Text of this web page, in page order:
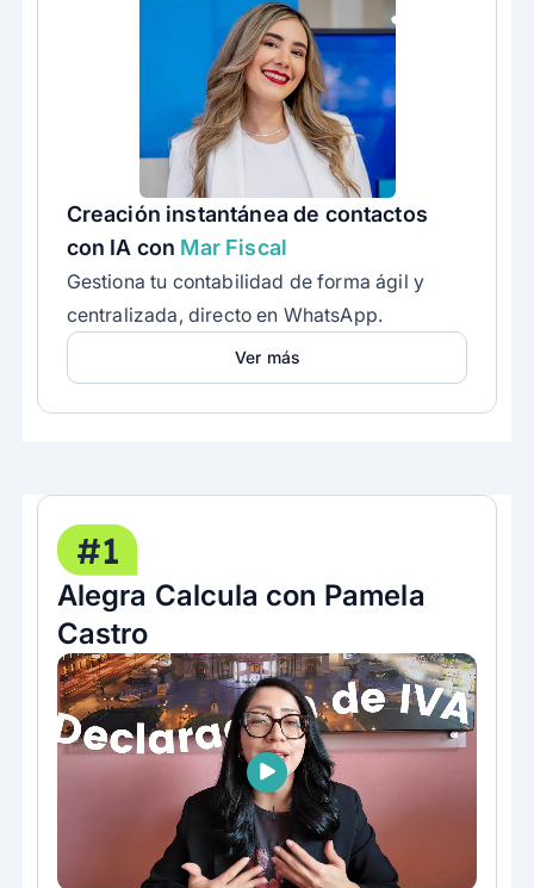
Creación instantánea de contactos
con IA con Mar Fiscal
Gestiona tu contabilidad de forma ágil y
centralizada, directo en WhatsApp.
Ver más
#1
Alegra Calcula con Pamela
Castro